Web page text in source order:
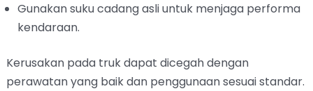
Gunakan suku cadang asli untuk menjaga performa
kendaraan.
Kerusakan pada truk dapat dicegah dengan
perawatan yang baik dan penggunaan sesuai standar.